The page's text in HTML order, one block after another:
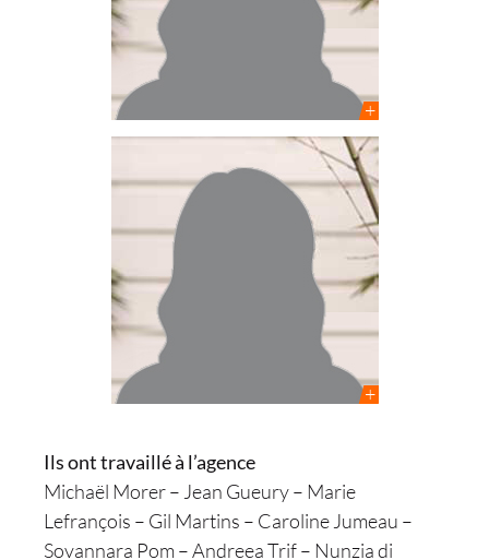
Maria Gonzalez Arriero
Ils ont travaillé à l’agence
Michaël Morer – Jean Gueury – Marie
Lefrançois – Gil Martins – Caroline Jumeau –
Sovannara Pom – Andreea Trif – Nunzia di